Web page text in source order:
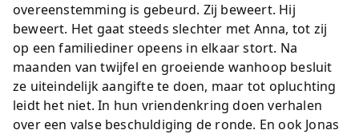
overeenstemming is gebeurd. Zij beweert. Hij
beweert. Het gaat steeds slechter met Anna, tot zij
op een familiediner opeens in elkaar stort. Na
maanden van twijfel en groeiende wanhoop besluit
ze uiteindelijk aangifte te doen, maar tot opluchting
leidt het niet. In hun vriendenkring doen verhalen
over een valse beschuldiging de ronde. En ook Jonas